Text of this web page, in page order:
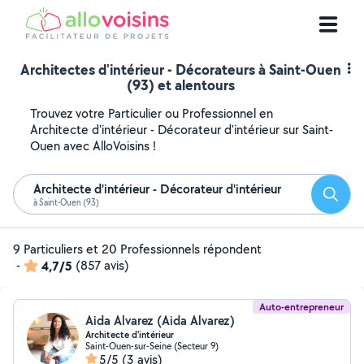
Architectes d'intérieur - Décorateurs à Saint-Ouen
(93) et alentours
Trouvez votre Particulier ou Professionnel en
Architecte d'intérieur - Décorateur d'intérieur sur Saint-
Ouen avec AlloVoisins !
Architecte d'intérieur - Décorateur d'intérieur
à Saint-Ouen (93)
9 Particuliers et 20 Professionnels répondent
-
4,7/5 (857 avis)
Auto-entrepreneur
Aida Alvarez (Aida Alvarez)
Architecte d'intérieur
Saint-Ouen-sur-Seine (Secteur 9)
5/5 (3 avis)